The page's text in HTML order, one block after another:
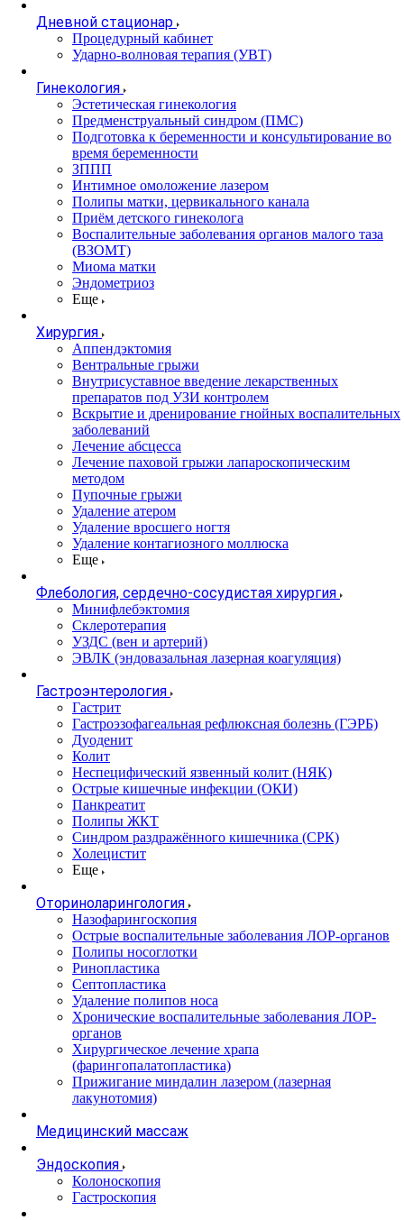
Дневной стационар
Процедурный кабинет
Ударно-волновая терапия (УВТ)
Гинекология
Эстетическая гинекология
Предменструальный синдром (ПМС)
Подготовка к беременности и консультирование во
время беременности
ЗППП
Интимное омоложение лазером
Полипы матки, цервикального канала
Приём детского гинеколога
Воспалительные заболевания органов малого таза
(ВЗОМТ)
Миома матки
Эндометриоз
Еще
Хирургия
Аппендэктомия
Вентральные грыжи
Внутрисуставное введение лекарственных
препаратов под УЗИ контролем
Вскрытие и дренирование гнойных воспалительных
заболеваний
Лечение абсцесса
Лечение паховой грыжи лапароскопическим
методом
Пупочные грыжи
Удаление атером
Удаление вросшего ногтя
Удаление контагиозного моллюска
Еще
Флебология, сердечно-сосудистая хирургия
Минифлебэктомия
Склеротерапия
УЗДС (вен и артерий)
ЭВЛК (эндовазальная лазерная коагуляция)
Гастроэнтерология
Гастрит
Гастроэзофагеальная рефлюксная болезнь (ГЭРБ)
Дуоденит
Колит
Неспецифический язвенный колит (НЯК)
Острые кишечные инфекции (ОКИ)
Панкреатит
Полипы ЖКТ
Синдром раздражённого кишечника (СРК)
Холецистит
Еще
Оториноларингология
Назофарингоскопия
Острые воспалительные заболевания ЛОР-органов
Полипы носоглотки
Ринопластика
Септопластика
Удаление полипов носа
Хронические воспалительные заболевания ЛОР-
органов
Хирургическое лечение храпа
(фарингопалатопластика)
Прижигание миндалин лазером (лазерная
лакунотомия)
Медицинский массаж
Эндоскопия
Колоноскопия
Гастроскопия